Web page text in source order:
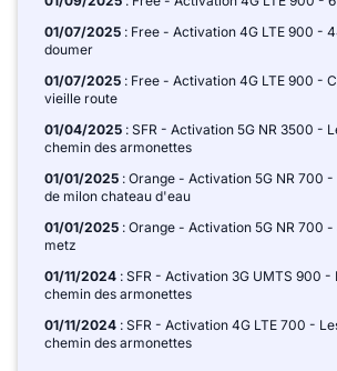
01/07/2025 : Free - Activation 4G LTE 900 -
doumer
01/07/2025 : Free - Activation 4G LTE 900 -
vieille route
01/04/2025 : SFR - Activation 5G NR 3500 -
chemin des armonettes
01/01/2025 : Orange - Activation 5G NR 700
de milon chateau d'eau
01/01/2025 : Orange - Activation 5G NR 700
metz
01/11/2024 : SFR - Activation 3G UMTS 900 -
chemin des armonettes
01/11/2024 : SFR - Activation 4G LTE 700 -
chemin des armonettes